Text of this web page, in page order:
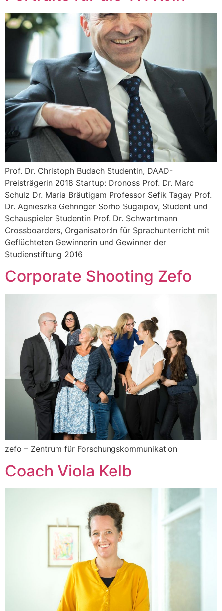
Prof. Dr. Christoph Budach Studentin, DAAD-
Preisträgerin 2018 Startup: Dronoss Prof. Dr. Marc
Schulz Dr. Maria Bräutigam Professor Sefik Tagay Prof.
Dr. Agnieszka Gehringer Sorho Sugaipov, Student und
Schauspieler Studentin Prof. Dr. Schwartmann
Crossboarders, Organisator:In für Sprachunterricht mit
Geflüchteten Gewinnerin und Gewinner der
Studienstiftung 2016
Corporate Shooting Zefo
zefo – Zentrum für Forschungskommunikation
Coach Viola Kelb